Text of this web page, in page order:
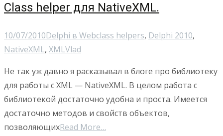
Class helper для NativeXML.
10/07/2010Delphi в Webclass helpers, Delphi 2010,
NativeXML, XMLVlad
Не так уж давно я расказывал в блоге про библиотеку
для работы с XML — NativeXML. В целом работа с
библиотекой достаточно удобна и проста. Имеется
достаточно методов и свойств объектов,
позволяющихRead More…